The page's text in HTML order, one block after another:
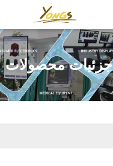
جزئیات محصولات